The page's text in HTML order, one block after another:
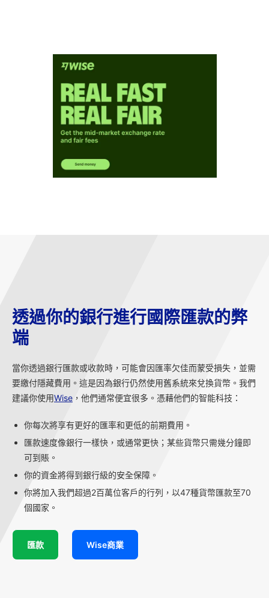
透過你的銀行進行國際匯款的弊
端
當你透過銀行匯款或收款時，可能會因匯率欠佳而蒙受損失，並需
要繳付隱藏費用。這是因為銀行仍然使用舊系統來兌換貨幣。我們
建議你使用Wise ，他們通常便宜很多。憑藉他們的智能科技：
你每次將享有更好的匯率和更低的前期費用。
匯款速度像銀行一樣快，或通常更快；某些貨幣只需幾分鐘即
可到賬。
你的資金將得到銀行級的安全保障。
你將加入我們超過2百萬位客戶的行列，以47種貨幣匯款至70
個國家。
匯款 Wise商業